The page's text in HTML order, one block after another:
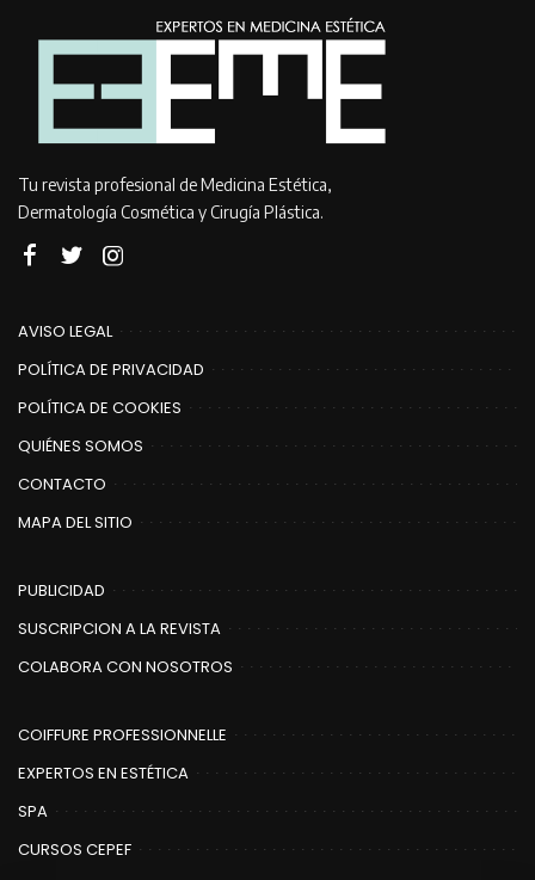
Tu revista profesional de Medicina Estética,
Dermatología Cosmética y Cirugía Plástica.
AVISO LEGAL
POLÍTICA DE PRIVACIDAD
POLÍTICA DE COOKIES
QUIÉNES SOMOS
CONTACTO
MAPA DEL SITIO
PUBLICIDAD
SUSCRIPCION A LA REVISTA
COLABORA CON NOSOTROS
COIFFURE PROFESSIONNELLE
EXPERTOS EN ESTÉTICA
SPA
CURSOS CEPEF